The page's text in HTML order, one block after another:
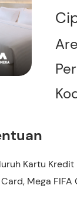
Kartu Kredit
Mega